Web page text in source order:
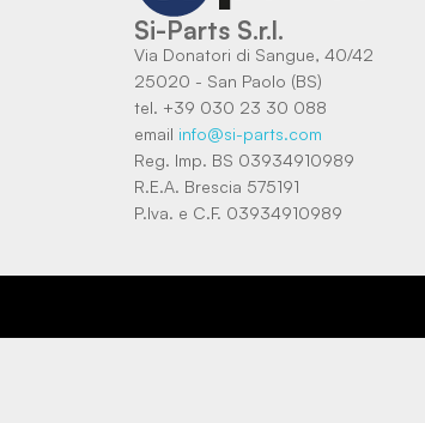
Si-Parts S.r.l.
Via Donatori di Sangue, 40/42
25020 - San Paolo (BS)
tel. +39 030 23 30 088
email info@si-parts.com
Reg. Imp. BS 03934910989
R.E.A. Brescia 575191
P.Iva. e C.F. 03934910989